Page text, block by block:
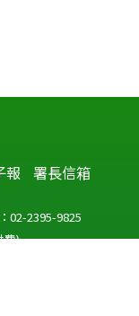
報 署長信箱
02-2395-9825
費)